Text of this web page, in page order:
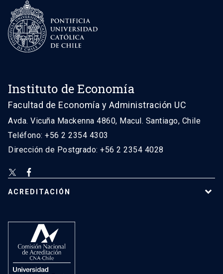
Instituto de Economía
Facultad de Economía y Administración UC
Avda. Vicuña Mackenna 4860, Macul. Santiago, Chile
Teléfono: +56 2 2354 4303
Dirección de Postgrado: +56 2 2354 4028
ACREDITACIÓN